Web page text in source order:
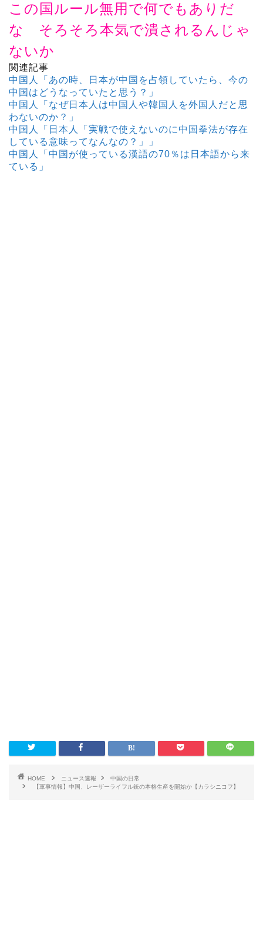
この国ルール無用で何でもありだ
な そろそろ本気で潰されるんじゃ
ないか
関連記事
中国人「あの時、日本が中国を占領していたら、今の
中国はどうなっていたと思う？」
中国人「なぜ日本人は中国人や韓国人を外国人だと思
わないのか？」
中国人「日本人「実戦で使えないのに中国拳法が存在
している意味ってなんなの？」」
中国人「中国が使っている漢語の70％は日本語から来
ている」
HOME ニュース速報
中国の日常
【軍事情報】中国、レーザーライフル銃の本格生産を開始か【カラシニコフ】